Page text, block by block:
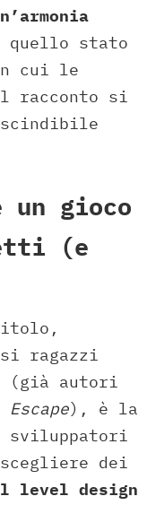
quello stato
cui le
racconto si
un gioco
(e
ragazzi
(già autori
), è la
sviluppatori
dei
level design